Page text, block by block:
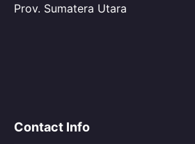
Prov. Sumatera Utara
Contact Info